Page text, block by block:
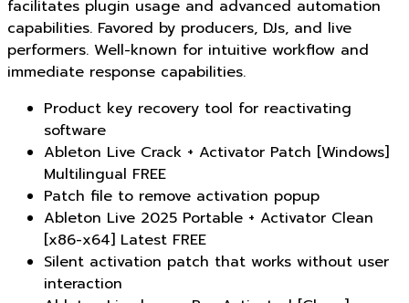
facilitates plugin usage and advanced automation
capabilities. Favored by producers, DJs, and live
performers. Well-known for intuitive workflow and
immediate response capabilities.
Product key recovery tool for reactivating
software
Ableton Live Crack + Activator Patch [Windows]
Multilingual FREE
Patch file to remove activation popup
Ableton Live 2025 Portable + Activator Clean
[x86-x64] Latest FREE
Silent activation patch that works without user
interaction